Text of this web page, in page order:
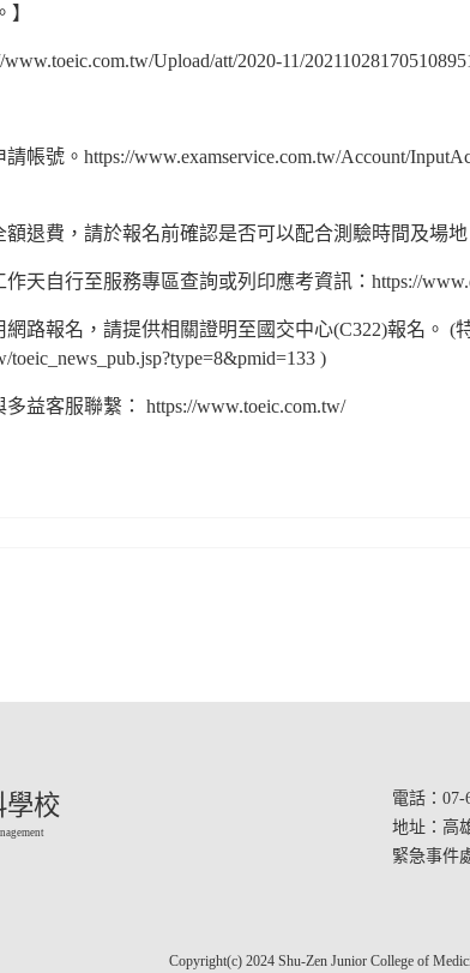
www.toeic.com.tw/Upload/att/2020-11/
帳號。 https://www.examservice.com.tw/Account/
退費，請於報名前確認是否可以配合測驗時間及場地
天自行至服務專區查詢或列印應考資訊： https://
路報名，請提供相關證明至國交中心(C322)報名。 (
toeic_news_pub.jsp?type=8&pmid=133 )
益客服聯繫： https://www.toeic.com.tw/
學校
電話：
地址： 高
緊急事件
Copyright(c) 2024 Shu-Zen Junior College of